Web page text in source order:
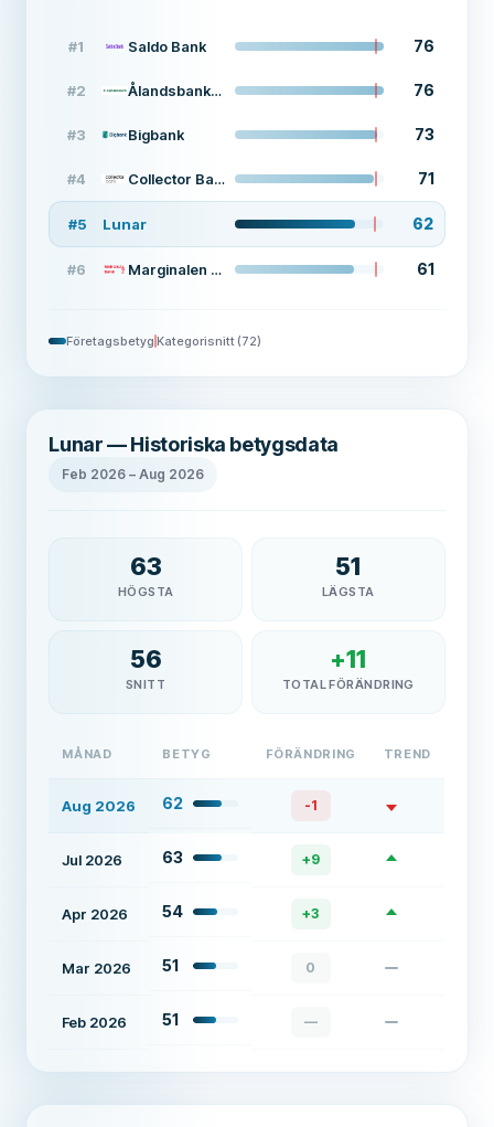
#1 Saldo Bank 76
#2 Ålandsbanken 76
#3 Bigbank 73
#4 Collector Bank 71
#5 Lunar 62
#6 Marginalen Bank 61
Företagsbetyg Kategorisnitt(72)
Lunar — Historiska betygsdata
Feb 2026 –Aug 2026
63
HÖGSTA
51
LÄGSTA
56
SNITT
+11
TOTAL FÖRÄNDRING
MÅNAD BETYG FÖRÄNDRING TREND
Aug 2026 62 -1
Jul 2026 63 +9
Apr 2026 54 +3
Mar 2026 51 0
Feb 2026 51 —